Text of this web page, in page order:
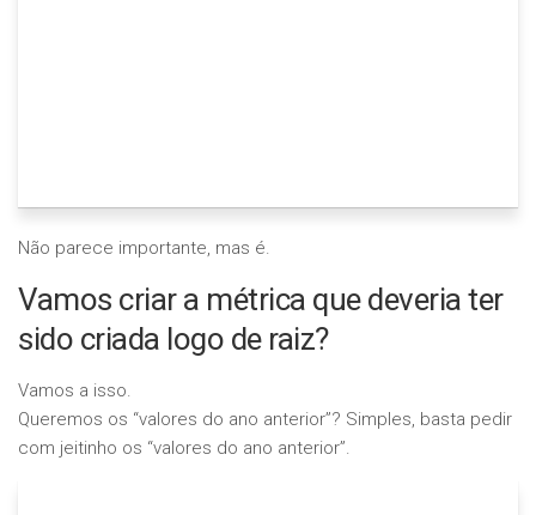
Não parece importante, mas é.
Vamos criar a métrica que deveria ter
sido criada logo de raiz?
Vamos a isso.
Queremos os “valores do ano anterior”? Simples, basta pedir
com jeitinho os “valores do ano anterior”.